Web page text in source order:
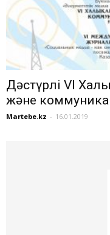
Дәстүрлі VI
және
Martebe.kz - 16.01.2019